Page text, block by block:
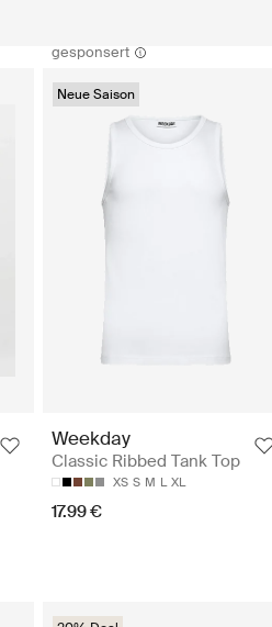
gesponsert
Neue Saison
Weekday
Classic Ribbed Tank Top
XS S M L XL
17.99 €